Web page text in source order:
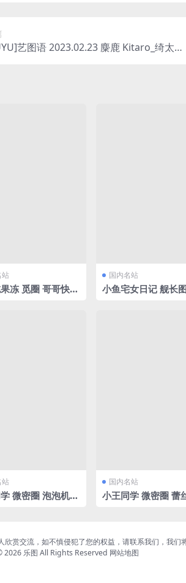
艺图语 2023.02.23 麋鹿 Kitaro_绮太郎
站
冻 觅圈 哥哥快来
国内名站
小鱼宅女日记 舰长
站
微密圈 泡泡机
国内名站
小王同学 微密圈 蕾
赏交流，如不慎侵犯了您的权益，请联系我们，我们
2026 乐图 All Rights Reserved 网站地图